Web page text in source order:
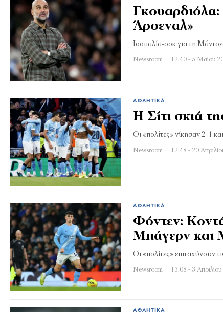
Γκουαρδιόλα:
Άρσεναλ»
Ισοπαλία-σοκ για τη
Newsroom 12:40 - 5 Μαΐου
ΑΘΛΗΤΙΚΆ
Η Σίτι σκιά
Οι «πολίτες» νίκησαν 2-1
Newsroom 12:48 - 20
ΑΘΛΗΤΙΚΆ
Φόντεν:
Μπάγερν και
Οι «πολίτες» επιταχύνουν
Newsroom 13:08 - 3